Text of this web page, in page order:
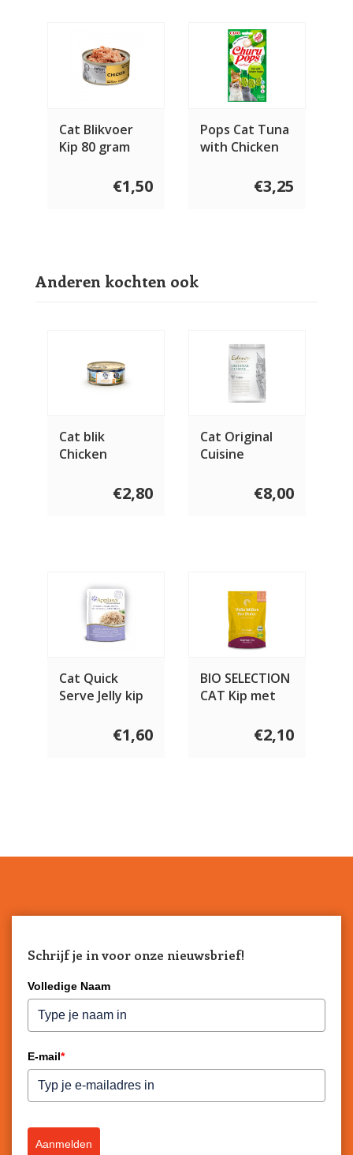
Cat Blikvoer
Kip 80 gram
€1,50
Pops Cat Tuna
with Chicken
€3,25
Anderen kochten ook
Cat blik
Chicken
€2,80
Cat Original
Cuisine
€8,00
Cat Quick
Serve Jelly kip
€1,60
BIO SELECTION
CAT Kip met
€2,10
Schrijf je in voor onze nieuwsbrief!
Volledige Naam
E-mail*
Aanmelden